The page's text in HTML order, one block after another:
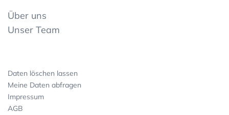
Über uns
Unser Team
Daten löschen lassen
Meine Daten abfragen
Impressum
AGB